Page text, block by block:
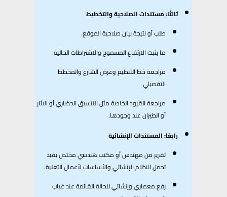
ثالثًا: مستندات الصلاحية والتخطيط
طلب أو نتيجة بيان صلاحية الموقع.
ما يثبت الارتفاع المسموح والاشتراطات الحالية.
مراجعة خط التنظيم وعرض الشارع والمخطط
التفصيلي.
مراجعة القيود الخاصة مثل التنسيق الحضاري أو الآثار
أو الطيران عند وجودها.
رابعًا: المستندات الإنشائية
تقرير من مهندس أو مكتب هندسي مختص يفيد
تحمل النظام الإنشائي والأساسات لأعمال التعلية.
رفع معماري وإنشائي للحالة القائمة عند غياب